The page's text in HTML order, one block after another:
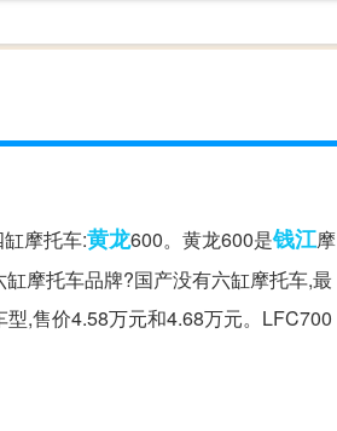
摩托车:黄龙600。黄龙600是钱江摩
摩托车品牌?国产没有六缸摩托车,最
,售价4.58万元和4.68万元。LFC700